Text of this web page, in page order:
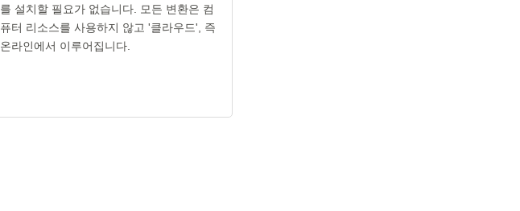
를 설치할 필요가 없습니다. 모든 변환은 컴
퓨터 리소스를 사용하지 않고 '클라우드', 즉
온라인에서 이루어집니다.